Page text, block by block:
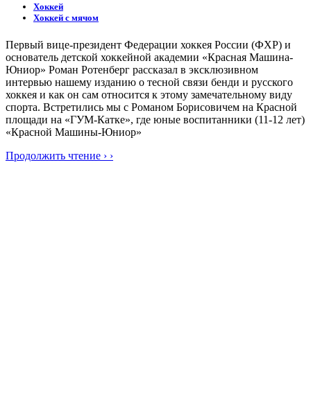
Хоккей
Хоккей с мячом
Первый вице-президент Федерации хоккея России (ФХР) и
основатель детской хоккейной академии «Красная Машина-
Юниор» Роман Ротенберг рассказал в эксклюзивном
интервью нашему изданию о тесной связи бенди и русского
хоккея и как он сам относится к этому замечательному виду
спорта. Встретились мы с Романом Борисовичем на Красной
площади на «ГУМ-Катке», где юные воспитанники (11-12 лет)
«Красной Машины-Юниор»
Продолжить чтение › ›